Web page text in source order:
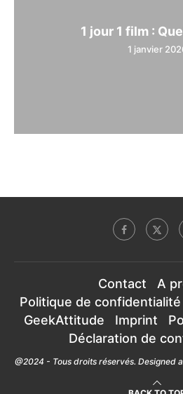
1 jour 1 film :
1 janvier
Contact
A
Politique de confidentialité
GeekAttitude
Imprint
Déclaration de
@2024 - Tous droits réservés. Designed